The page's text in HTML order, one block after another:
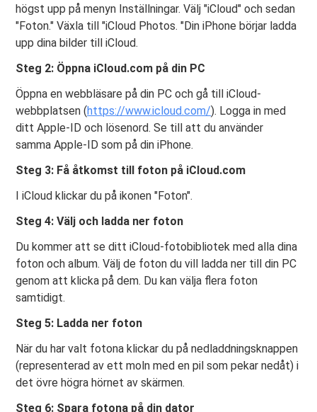
högst upp på menyn Inställningar. Välj "iCloud" och sedan
"Foton." Växla till "iCloud Photos. "Din iPhone börjar ladda
upp dina bilder till iCloud.
Steg 2: Öppna iCloud.com på din PC
Öppna en webbläsare på din PC och gå till iCloud-
webbplatsen (https://www.icloud.com/). Logga in med
ditt Apple-ID och lösenord. Se till att du använder
samma Apple-ID som på din iPhone.
Steg 3: Få åtkomst till foton på iCloud.com
I iCloud klickar du på ikonen "Foton".
Steg 4: Välj och ladda ner foton
Du kommer att se ditt iCloud-fotobibliotek med alla dina
foton och album. Välj de foton du vill ladda ner till din PC
genom att klicka på dem. Du kan välja flera foton
samtidigt.
Steg 5: Ladda ner foton
När du har valt fotona klickar du på nedladdningsknappen
(representerad av ett moln med en pil som pekar nedåt) i
det övre högra hörnet av skärmen.
Steg 6: Spara fotona på din dator